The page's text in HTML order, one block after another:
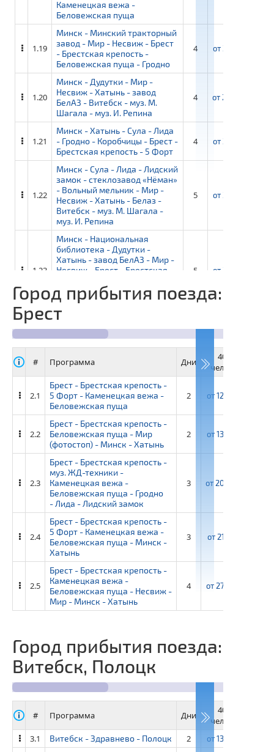
Каменецкая вежа -
Беловежская пуща
1.19
Минск - Минский тракторный
завод - Мир - Несвиж - Брест
- Брестская крепость -
Беловежская пуща - Гродно
4 от28 350 ₽
1.20
Минск - Дудутки - Мир -
Несвиж - Хатынь - завод
БелАЗ - Витебск - муз. М.
Шагала - муз. И. Репина
4 от29 800 ₽
1.21
Минск - Хатынь - Сула - Лида
- Гродно - Коробчицы - Брест -
Брестская крепость - 5 Форт
4 от29 050 ₽
1.22
Минск - Сула - Лида - Лидский
замок - стеклозавод «Нёман»
- Вольный мельник - Мир -
Несвиж - Хатынь - Белаз -
Витебск - муз. М. Шагала -
муз. И. Репина
5 от37 950 ₽
1.23
Минск - Национальная
библиотека - Дудутки -
Хатынь - завод БелАЗ - Мир -
Несвиж - Брест - Брестская
Каменецкая вежа -
Беловежская пуща
5 от36 500 ₽
Город прибытия поезда:
Брест
# Программа Дни
40+4
человек
2.1
Брест - Брестская крепость -
5 Форт - Каменецкая вежа -
Беловежская пуща
2 от12 300 ₽
2.2
Брест - Брестская крепость -
Беловежская пуща - Мир
(фотостоп) - Минск - Хатынь
2 от13 450 ₽
2.3
Брест - Брестская крепость -
муз. ЖД-техники -
Каменецкая вежа -
Беловежская пуща - Гродно
- Лида - Лидский замок
3 от20 850 ₽
2.4
Брест - Брестская крепость -
5 Форт - Каменецкая вежа -
Беловежская пуща - Минск -
Хатынь
3 от21 100 ₽
2.5
Брест - Брестская крепость -
Каменецкая вежа -
Беловежская пуща - Несвиж -
Мир - Минск - Хатынь
4 от27 950 ₽
Город прибытия поезда:
Витебск, Полоцк
# Программа Дни
40+4
человек
3.1
Витебск - Здравнево - Полоцк 2 от13 350 ₽